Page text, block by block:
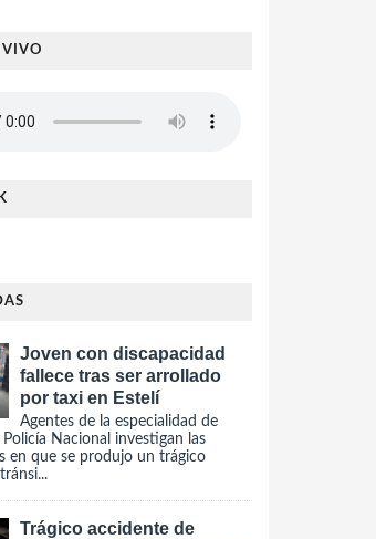
VIVO
Joven con discapacidad
fallece tras ser arrollado
por taxi en Estelí
Agentes de la especialidad de
Policía Nacional investigan las
en que se produjo un trágico
Trágico accidente de